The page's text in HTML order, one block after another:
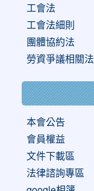
工會法
工會法細則
團體協約法
勞資爭議相關法
本會公告
會員權益
文件下載區
法律諮詢專區